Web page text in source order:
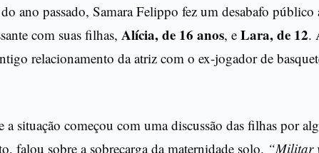
ano passado, Samara Felippo fez um desabafo público
com suas filhas, Alícia, de 16 anos, e Lara, de 12.
relacionamento da atriz com o ex-jogador de
a situação começou com uma discussão das filhas por
falou sobre a sobrecarga da maternidade solo. “Militar